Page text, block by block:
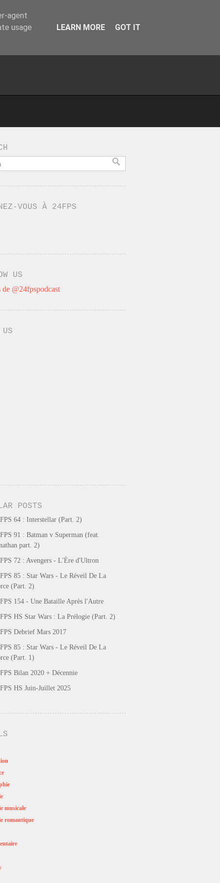
VOUS À 24FPS
US
de @24fpspodcast
POSTS
64 : Interstellar (Part. 2)
91 : Batman v Superman (feat.
part. 2)
72 : Avengers - L'Ère d'Ultron
85 : Star Wars - Le Réveil De La
(Part. 2)
154 - Une Bataille Après l'Autre
HS Star Wars : La Prélogie (Part. 2)
Debrief Mars 2017
85 : Star Wars - Le Réveil De La
(Part. 1)
Bilan 2020 + Décennie
HS Juin-Juillet 2025
musicale
romantique
agent
usage
LEARN MORE GOT IT